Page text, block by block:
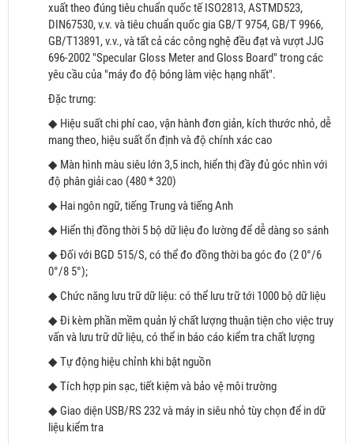
xuất theo đúng tiêu chuẩn quốc tế ISO2813, ASTMD523,
DIN67530, v.v. và tiêu chuẩn quốc gia GB/T 9754, GB/T 9966,
GB/T13891, v.v., và tất cả các công nghệ đều đạt và vượt JJG
696-2002 "Specular Gloss Meter and Gloss Board" trong các
yêu cầu của "máy đo độ bóng làm việc hạng nhất".
Đặc trưng:
◆ Hiệu suất chi phí cao, vận hành đơn giản, kích thước nhỏ, dễ
mang theo, hiệu suất ổn định và độ chính xác cao
◆ Màn hình màu siêu lớn 3,5 inch, hiển thị đầy đủ góc nhìn với
độ phân giải cao (480 * 320)
◆ Hai ngôn ngữ, tiếng Trung và tiếng Anh
◆ Hiển thị đồng thời 5 bộ dữ liệu đo lường để dễ dàng so sánh
◆ Đối với BGD 515/S, có thể đo đồng thời ba góc đo (2 0°/6
0°/8 5°);
◆ Chức năng lưu trữ dữ liệu: có thể lưu trữ tới 1000 bộ dữ liệu
◆ Đi kèm phần mềm quản lý chất lượng thuận tiện cho việc truy
vấn và lưu trữ dữ liệu, có thể in báo cáo kiểm tra chất lượng
◆ Tự động hiệu chỉnh khi bật nguồn
◆ Tích hợp pin sạc, tiết kiệm và bảo vệ môi trường
◆ Giao diện USB/RS 232 và máy in siêu nhỏ tùy chọn để in dữ
liệu kiểm tra